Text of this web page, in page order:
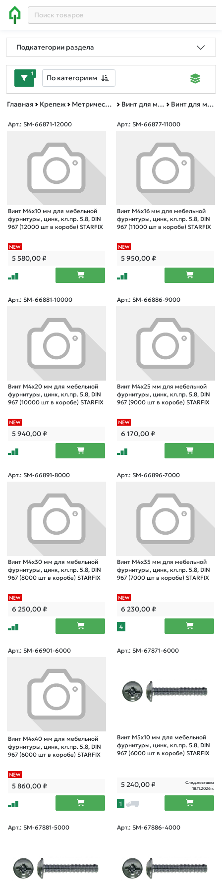
Подкатегории раздела
1 По категориям
Главная Крепеж Метрический крепеж Винт для мебельной фурнитуры DIN 967 Винт для мебельной фурнитуры короб
Арт.: SM-66871-12000
Винт М4х10 мм для мебельной
фурнитуры, цинк, кл.пр. 5.8, DIN
967 (12000 шт в коробе) STARFIX
5 580,00₽
Арт.: SM-66877-11000
Винт М4х16 мм для мебельной
фурнитуры, цинк, кл.пр. 5.8, DIN
967 (11000 шт в коробе) STARFIX
5 950,00₽
Арт.: SM-66881-10000
Винт М4х20 мм для мебельной
фурнитуры, цинк, кл.пр. 5.8, DIN
967 (10000 шт в коробе) STARFIX
5 940,00₽
Арт.: SM-66886-9000
Винт М4х25 мм для мебельной
фурнитуры, цинк, кл.пр. 5.8, DIN
967 (9000 шт в коробе) STARFIX
6 170,00₽
Арт.: SM-66891-8000
Винт М4х30 мм для мебельной
фурнитуры, цинк, кл.пр. 5.8, DIN
967 (8000 шт в коробе) STARFIX
6 250,00₽
Арт.: SM-66896-7000
Винт М4х35 мм для мебельной
фурнитуры, цинк, кл.пр. 5.8, DIN
967 (7000 шт в коробе) STARFIX
6 230,00₽
4
Арт.: SM-66901-6000
Винт М4х40 мм для мебельной
фурнитуры, цинк, кл.пр. 5.8, DIN
967 (6000 шт в коробе) STARFIX
5 860,00₽
Арт.: SM-67871-6000
Винт М5х10 мм для мебельной
фурнитуры, цинк, кл.пр. 5.8, DIN
967 (6000 шт в коробе) STARFIX
5 240,00₽
След.поставка
18.11.2026 г.
1
Арт.: SM-67881-5000 Арт.: SM-67886-4000